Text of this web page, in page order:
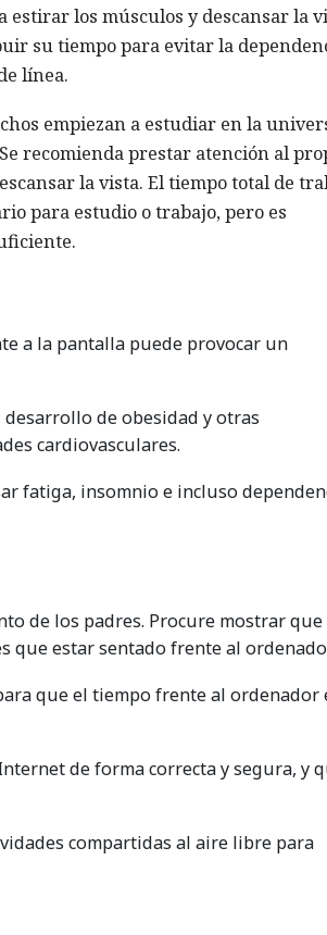
estirar los músculos y descansar la
su tiempo para evitar la
línea.
empiezan a estudiar en la
recomienda prestar atención al
la vista. El tiempo total de
para estudio o trabajo, pero es
a la pantalla puede provocar un
de obesidad y otras
cardiovasculares.
fatiga, insomnio e incluso
de los padres. Procure mostrar que
que estar sentado frente al
que el tiempo frente al ordenador
de forma correcta y segura, y
compartidas al aire libre para